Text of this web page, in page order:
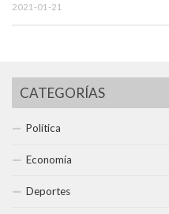
2021-01-21
CATEGORÍAS
Política
Economía
Deportes